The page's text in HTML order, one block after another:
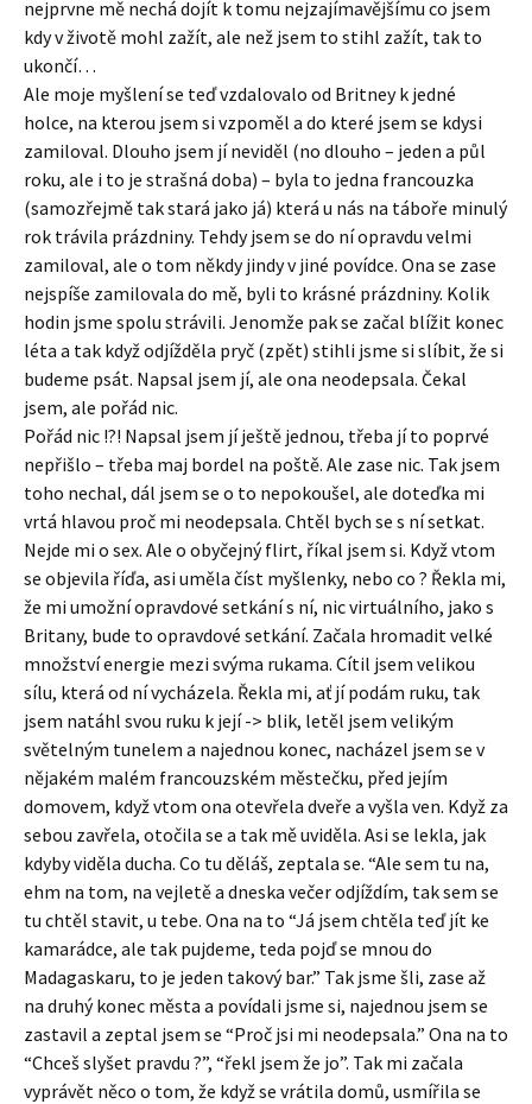
nejprvne mě nechá dojít k tomu nejzajímavějšímu co jsem
kdy v životě mohl zažít, ale než jsem to stihl zažít, tak to
ukončí…
Ale moje myšlení se teď vzdalovalo od Britney k jedné
holce, na kterou jsem si vzpoměl a do které jsem se kdysi
zamiloval. Dlouho jsem jí neviděl (no dlouho – jeden a půl
roku, ale i to je strašná doba) – byla to jedna francouzka
(samozřejmě tak stará jako já) která u nás na táboře minulý
rok trávila prázdniny. Tehdy jsem se do ní opravdu velmi
zamiloval, ale o tom někdy jindy v jiné povídce. Ona se zase
nejspíše zamilovala do mě, byli to krásné prázdniny. Kolik
hodin jsme spolu strávili. Jenomže pak se začal blížit konec
léta a tak když odjížděla pryč (zpět) stihli jsme si slíbit, že si
budeme psát. Napsal jsem jí, ale ona neodepsala. Čekal
jsem, ale pořád nic.
Pořád nic !?! Napsal jsem jí ještě jednou, třeba jí to poprvé
nepřišlo – třeba maj bordel na poště. Ale zase nic. Tak jsem
toho nechal, dál jsem se o to nepokoušel, ale doteďka mi
vrtá hlavou proč mi neodepsala. Chtěl bych se s ní setkat.
Nejde mi o sex. Ale o obyčejný flirt, říkal jsem si. Když vtom
se objevila říďa, asi uměla číst myšlenky, nebo co ? Řekla mi,
že mi umožní opravdové setkání s ní, nic virtuálního, jako s
Britany, bude to opravdové setkání. Začala hromadit velké
množství energie mezi svýma rukama. Cítil jsem velikou
sílu, která od ní vycházela. Řekla mi, ať jí podám ruku, tak
jsem natáhl svou ruku k její -> blik, letěl jsem velikým
světelným tunelem a najednou konec, nacházel jsem se v
nějakém malém francouzském městečku, před jejím
domovem, když vtom ona otevřela dveře a vyšla ven. Když za
sebou zavřela, otočila se a tak mě uviděla. Asi se lekla, jak
kdyby viděla ducha. Co tu děláš, zeptala se. “Ale sem tu na,
ehm na tom, na vejletě a dneska večer odjíždím, tak sem se
tu chtěl stavit, u tebe. Ona na to “Já jsem chtěla teď jít ke
kamarádce, ale tak pujdeme, teda pojď se mnou do
Madagaskaru, to je jeden takový bar.” Tak jsme šli, zase až
na druhý konec města a povídali jsme si, najednou jsem se
zastavil a zeptal jsem se “Proč jsi mi neodepsala.” Ona na to
“Chceš slyšet pravdu ?”, “řekl jsem že jo”. Tak mi začala
vyprávět něco o tom, že když se vrátila domů, usmířila se